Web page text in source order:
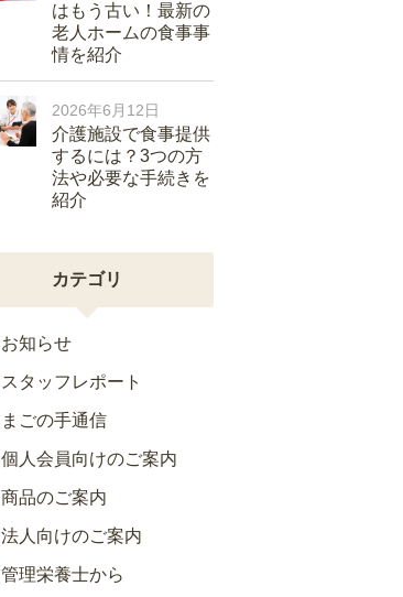
はもう古い！最新の
老人ホームの食事事
情を紹介
2026年6月12日
介護施設で食事提供
するには？3つの方
法や必要な手続きを
紹介
カテゴリ
お知らせ
スタッフレポート
まごの手通信
個人会員向けのご案内
商品のご案内
法人向けのご案内
管理栄養士から